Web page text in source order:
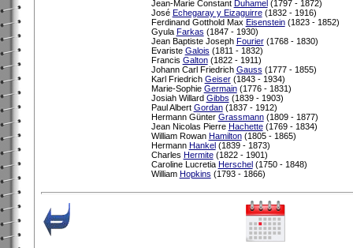
Jean-Marie Constant Duhamel(1797 - 1872)
José Echegaray y Eizaguirre(1832 - 1916)
Ferdinand Gotthold Max Eisenstein(1823 - 1852)
Gyula Farkas (1847 - 1930)
Jean Baptiste Joseph Fourier(1768 - 1830)
Evariste Galois (1811 - 1832)
Francis Galton(1822 - 1911)
Johann Carl Friedrich Gauss (1777 - 1855)
Karl Friedrich Geiser(1843 - 1934)
Marie-Sophie Germain(1776 - 1831)
Josiah Willard Gibbs (1839 - 1903)
Paul Albert Gordan(1837 - 1912)
Hermann Günter Grassmann(1809 - 1877)
Jean Nicolas Pierre Hachette(1769 - 1834)
William Rowan Hamilton(1805 - 1865)
Hermann Hankel(1839 - 1873)
Charles Hermite(1822 - 1901)
Caroline Lucretia Herschel(1750 - 1848)
William Hopkins (1793 - 1866)